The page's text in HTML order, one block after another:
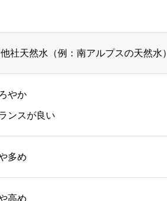
他社天然水（例：南アルプスの天然水）
やか
ンスが良い
多め
高め